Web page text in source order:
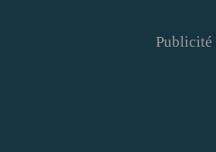
Publicité